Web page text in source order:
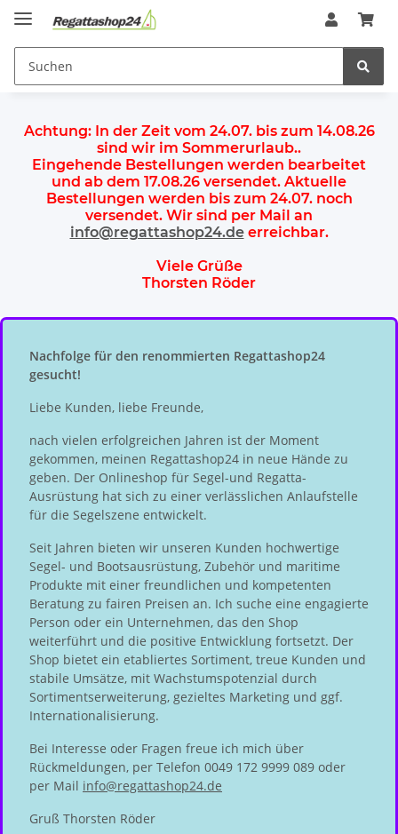
Achtung: In der Zeit vom 24.07. bis zum 14.08.26
sind wir im Sommerurlaub..
Eingehende Bestellungen werden bearbeitet
und ab dem 17.08.26 versendet. Aktuelle
Bestellungen werden bis zum 24.07.noch
versendet. Wir sind per Mail an
info@regattashop24.deerreichbar.
Viele Grüße
Thorsten Röder
Nachfolge für den renommierten Regattashop24
gesucht!
Liebe Kunden, liebe Freunde,
nach vielen erfolgreichen Jahren ist der Moment
gekommen, meinen Regattashop24 in neue Hände zu
geben. Der Onlineshop für Segel-und Regatta-
Ausrüstung hat sich zu einer verlässlichen Anlaufstelle
für die Segelszene entwickelt.
Seit Jahren bieten wir unseren Kunden hochwertige
Segel- und Bootsausrüstung, Zubehör und maritime
Produkte mit einer freundlichen und kompetenten
Beratung zu fairen Preisen an. Ich suche eine engagierte
Person oder ein Unternehmen, das den Shop
weiterführt und die positive Entwicklung fortsetzt. Der
Shop bietet ein etabliertes Sortiment, treue Kunden und
stabile Umsätze, mit Wachstumspotenzial durch
Sortimentserweiterung, gezieltes Marketing und ggf.
Internationalisierung.
Bei Interesse oder Fragen freue ich mich über
Rückmeldungen, per Telefon 0049 172 9999 089 oder
per Mail info@regattashop24.de
Gruß Thorsten Röder